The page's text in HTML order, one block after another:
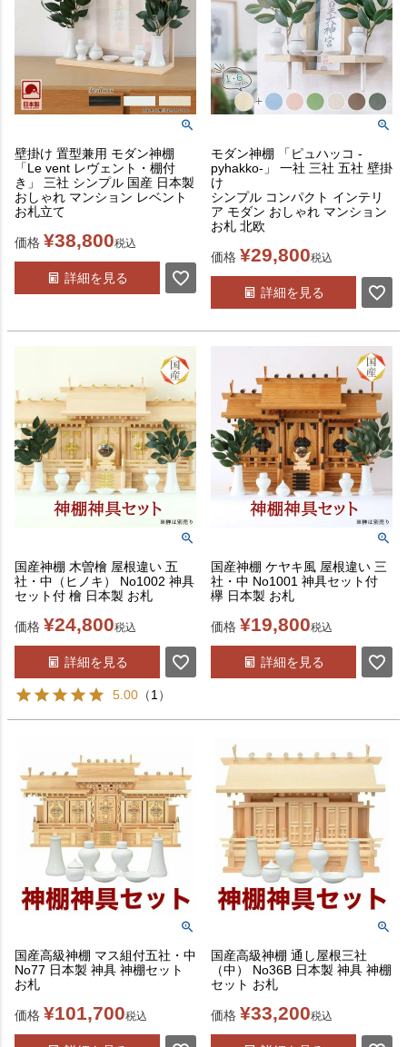
壁掛け 置型兼用 モダン神棚
「Le vent レヴェント・棚付
き」 三社 シンプル 国産 日本製
おしゃれ マンション レベント
お札立て
価格 ¥38,800税込
詳細を見る
モダン神棚 「ピュハッコ -
pyhakko-」 一社 三社 五社 壁掛
け
シンプル コンパクト インテリ
ア モダン おしゃれ マンション
お札 北欧
価格 ¥29,800税込
詳細を見る
国産神棚 木曽檜 屋根違い 五
社・中（ヒノキ） No1002 神具
セット付 檜 日本製 お札
価格 ¥24,800税込
詳細を見る
5.00 （1 ）
国産神棚 ケヤキ風 屋根違い 三
社・中 No1001 神具セット付
欅 日本製 お札
価格 ¥19,800税込
詳細を見る
国産高級神棚 マス組付五社・中
No77 日本製 神具 神棚セット
お札
価格 ¥101,700税込
国産高級神棚 通し屋根三社
（中） No36B 日本製 神具 神棚
セット お札
価格 ¥33,200税込